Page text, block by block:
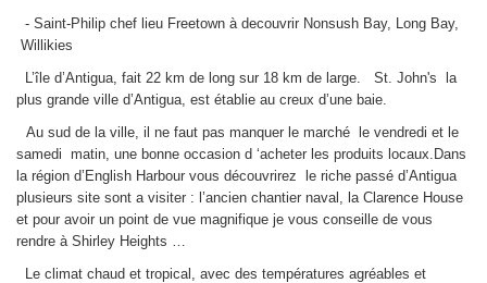
- Saint-Philip chef lieu Freetown à decouvrir Nonsush Bay, Long Bay,
Willikies
L’île d’Antigua, fait 22 km de long sur 18 km de large. St. John's la
plus grande ville d’Antigua, est établie au creux d’une baie.
Au sud de la ville, il ne faut pas manquer le marché le vendredi et le
samedi matin, une bonne occasion d ‘acheter les produits locaux.Dans
la région d’English Harbour vous découvrirez le riche passé d’Antigua
plusieurs site sont a visiter : l’ancien chantier naval, la Clarence House
et pour avoir un point de vue magnifique je vous conseille de vous
rendre à Shirley Heights …
Le climat chaud et tropical, avec des températures agréables et